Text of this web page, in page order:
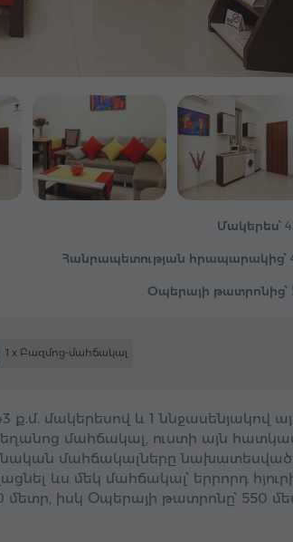
Մակերես՝
Հանրապետության հրապարակից՝
Օպերայի թատրոնից՝
1 x Բազմոց-մահճակալ
ք.մ. մակերեսով և 1 ննջասենյակով
մահճակալ, ուստի այն
մահճակալները նախատեսված
ևս մեկ մահճակալ՝ երրորդ
իսկ Օպերայի թատրոնը՝ 550